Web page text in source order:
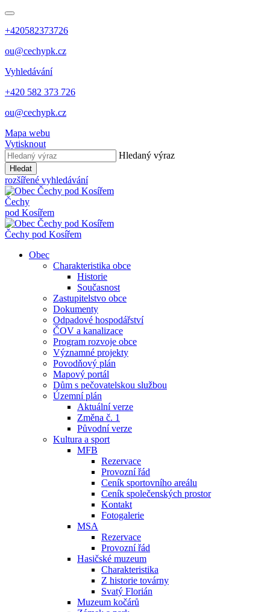
+420582373726
ou@cechypk.cz
Vyhledávání
+420 582 373 726
ou@cechypk.cz
Mapa webu
Vytisknout
Hledaný výraz
Hledat
rozšířené vyhledávání
Čechy
pod Kosířem
Čechy pod Kosířem
Obec
Charakteristika obce
Historie
Současnost
Zastupitelstvo obce
Dokumenty
Odpadové hospodářství
ČOV a kanalizace
Program rozvoje obce
Významné projekty
Povodňový plán
Mapový portál
Dům s pečovatelskou službou
Územní plán
Aktuální verze
Změna č. 1
Původní verze
Kultura a sport
MFB
Rezervace
Provozní řád
Ceník sportovního areálu
Ceník společenských prostor
Kontakt
Fotogalerie
MSA
Rezervace
Provozní řád
Hasičské muzeum
Charakteristika
Z historie továrny
Svatý Florián
Muzeum kočárů